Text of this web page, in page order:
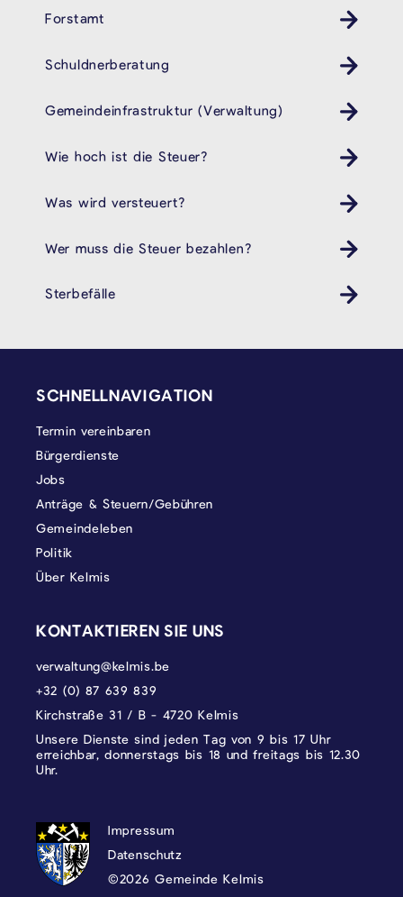
Forstamt
Schuldnerberatung
Gemeindeinfrastruktur (Verwaltung)
Wie hoch ist die Steuer?
Was wird versteuert?
Wer muss die Steuer bezahlen?
Sterbefälle
SCHNELLNAVIGATION
Termin vereinbaren
Bürgerdienste
Jobs
Anträge & Steuern/Gebühren
Gemeindeleben
Politik
Über Kelmis
KONTAKTIEREN SIE UNS
verwaltung@kelmis.be
+32 (0) 87 639 839
Kirchstraße 31 / B - 4720 Kelmis
Unsere Dienste sind jeden Tag von 9 bis 17 Uhr
erreichbar, donnerstags bis 18 und freitags bis 12.30
Uhr.
DATENSCHUTZ, IMPRESSUM UND
Impressum
Datenschutz
©2026 Gemeinde Kelmis